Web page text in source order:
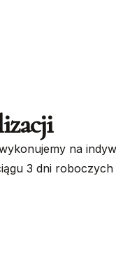
na
3 dni roboczych